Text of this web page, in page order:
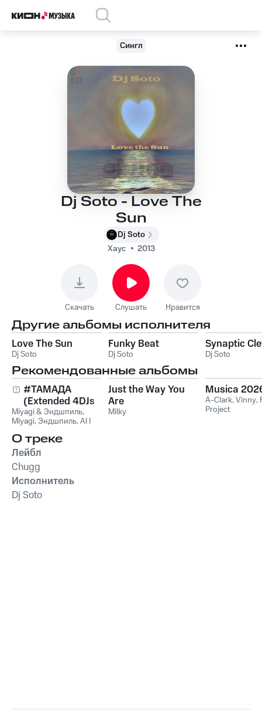
Сингл
Dj Soto - Love The
Sun
Dj Soto
Хаус
2013
Скачать Слушать Нравится
Другие альбомы исполнителя
Love The Sun
Dj Soto
Funky Beat
Dj Soto
Synaptic
Dj Soto
Рекомендованные альбомы
#ТАМАДА
(Extended 4DJs
Pack)
Miyagi & Эндшпиль,
Miyagi,Эндшпиль,Al I
Just the Way You
Are
Milky
Musica
A-Clark,Vinny,
Project
О треке
Лейбл
Chugg
Исполнитель
Dj Soto